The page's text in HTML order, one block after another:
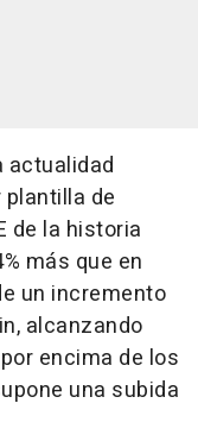
actualidad
de
de la historia
más que en
un incremento
alcanzando
encima de los
una subida